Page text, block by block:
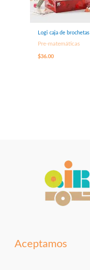
Logi caja de brochetas
Pre-matemáticas
$36.00
Aceptamos